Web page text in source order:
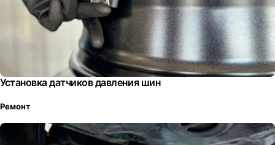
Установка датчиков давления шин
Ремонт